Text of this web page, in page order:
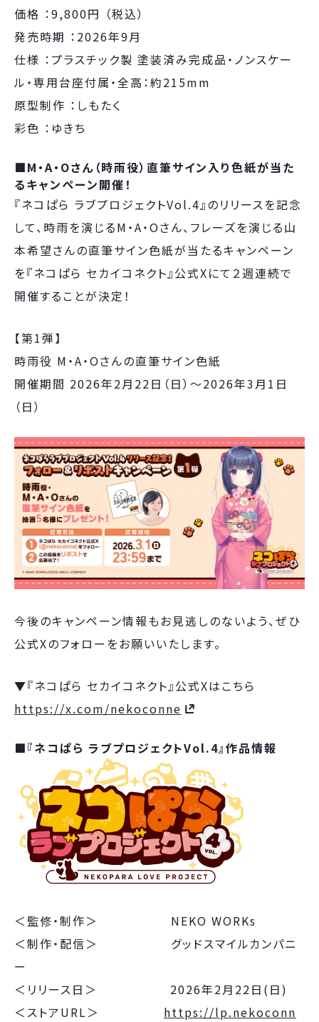
価格 ：9,800円 （税込）
発売時期 ：2026年9月
仕様 ：プラスチック製 塗装済み完成品・ノンスケー
ル・専用台座付属・全高：約215mm
原型制作 ：しもたく
彩色 ：ゆきち
■M・A・Oさん（時雨役）直筆サイン入り色紙が当た
るキャンペーン開催！
『ネコぱら ラブプロジェクトVol.4』のリリースを記念
して、時雨を演じるM・A・Oさん、フレーズを演じる山
本希望さんの直筆サイン色紙が当たるキャンペーン
を『ネコぱら セカイコネクト』公式Xにて２週連続で
開催することが決定！
【第1弾】
時雨役 M・A・Oさんの直筆サイン色紙
開催期間 2026年2月22日（日）～2026年3月1日
（日）
今後のキャンペーン情報もお見逃しのないよう、ぜひ
公式Xのフォローをお願いいたします。
▼『ネコぱら セカイコネクト』公式Xはこちら
https://x.com/nekoconne
■『ネコぱら ラブプロジェクトVol.4』作品情報
＜監修・制作＞ NEKO WORKs
＜制作・配信＞ グッドスマイルカンパニ
ー
＜リリース日＞ 2026年2月22日(日)
＜ストアURL＞ https://lp.nekoconn